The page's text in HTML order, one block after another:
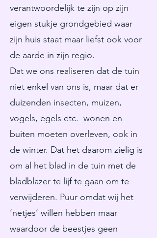
verantwoordelijk te zijn op zijn
eigen stukje grondgebied waar
zijn huis staat maar liefst ook voor
de aarde in zijn regio.
Dat we ons realiseren dat de tuin
niet enkel van ons is, maar dat er
duizenden insecten, muizen,
vogels, egels etc. wonen en
buiten moeten overleven, ook in
de winter. Dat het daarom zielig is
om al het blad in de tuin met de
bladblazer te lijf te gaan om te
verwijderen. Puur omdat wij het
‘netjes’ willen hebben maar
waardoor de beestjes geen